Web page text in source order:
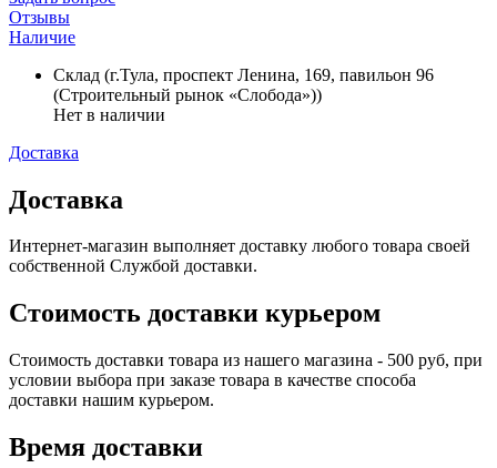
Отзывы
Наличие
Склад (г.Тула, проспект Ленина, 169, павильон 96
(Строительный рынок «Слобода»))
Нет в наличии
Доставка
Доставка
Интернет-магазин выполняет доставку любого товара своей
собственной Службой доставки.
Стоимость доставки курьером
Стоимость доставки товара из нашего магазина - 500 руб, при
условии выбора при заказе товара в качестве способа
доставки нашим курьером.
Время доставки